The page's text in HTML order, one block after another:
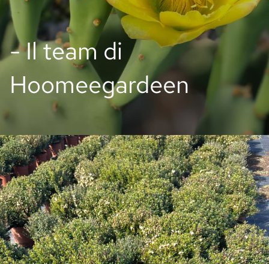
- Il team di
Hoomeegardeen